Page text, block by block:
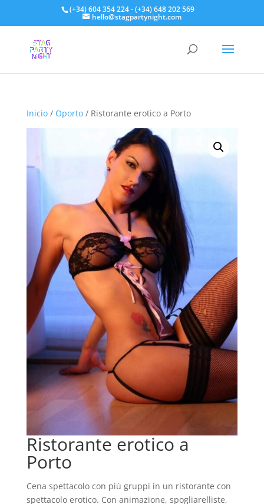
(+34) 604 354 224 - (+34) 648 202 569
hello@stagpartynight.com
Inicio/ Oporto/ Ristorante erotico a Porto
Ristorante erotico a
Porto
Cena spettacolo con più gruppi in un ristorante con
spettacolo erotico. Con animazione, spogliarelliste,